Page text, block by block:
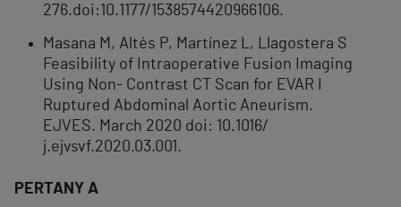
276.doi:10.1177/1538574420966106.
Masana M, Altés P, Martínez L, Llagostera S
Feasibility of Intraoperative Fusion Imaging
Using Non- Contrast CT Scan for EVAR I
Ruptured Abdominal Aortic Aneurism.
EJVES. March 2020 doi: 10.1016/
j.ejvsvf.2020.03.001.
PERTANY A